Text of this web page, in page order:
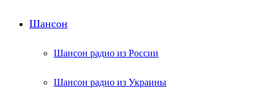
Шансон
Шансон радио из России
Шансон радио из Украины